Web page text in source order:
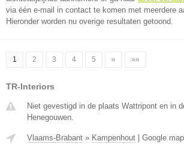
via één e-mail in contact te komen met meerdere
Hieronder worden nu overige resultaten getoond.
1 2 3 4 5 » »»
TR-Interiors
Niet gevestigd in de plaats Wattripont en in
Henegouwen.
Vlaams-Brabant » Kampenhout Google